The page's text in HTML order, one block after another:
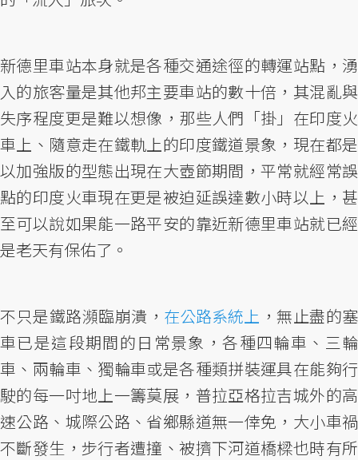
新德里車站本身就是各種交通途徑的轉運站點，湧
入的旅客量是其他邦主要車站的數十倍，其混亂與
失序程度更是難以想像，那些人們「掛」在印度火
車上、隨意走在鐵軌上的印度鐵道景象，現在都是
以加強版的型態出現在大壺節期間，平常就經常誤
點的印度火車現在更是被迫延誤達數小時以上，甚
至可以說如果能一路平安的靠近新德里車站就已經
是老天有保佑了。
不只是鐵路瀕臨崩潰， 在公路系統上 ，無止盡的塞
車已是這段期間的日常景象，各種四輪車、三輪
車、兩輪車、獨輪車或是各種類拼裝運具在能夠行
駛的每一吋地上一籌莫展，普拉亞格拉吉城外的高
速公路、城際公路、省鄉縣道無一倖免，大小車禍
不斷發生，步行者遭撞、被擠下河道橋樑也時有所